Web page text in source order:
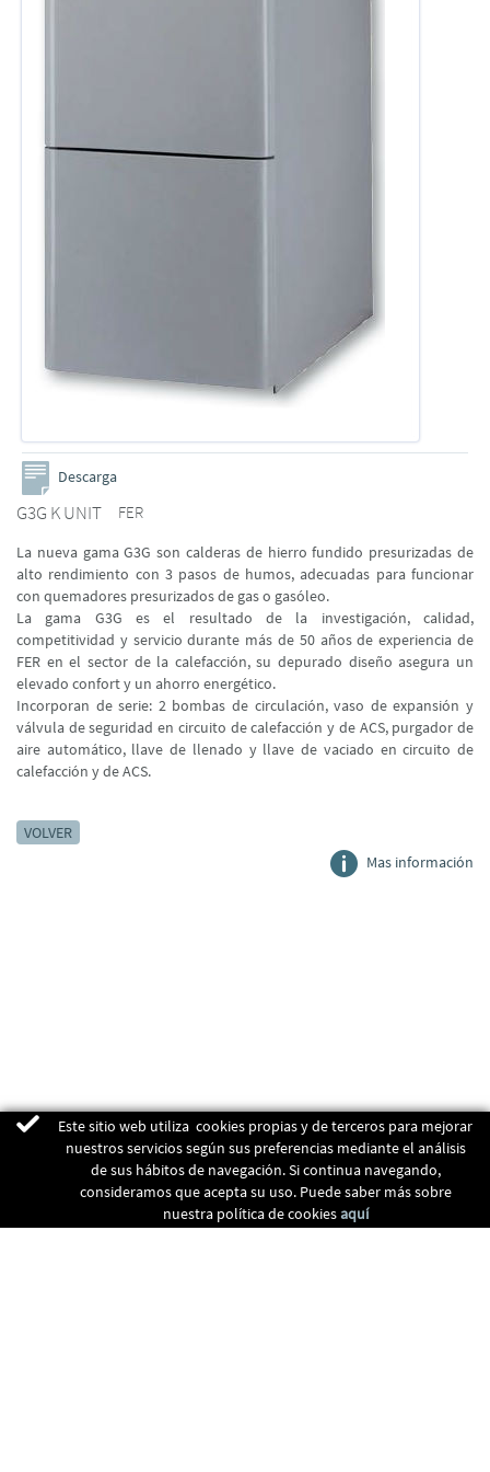
Descarga
G3G K UNIT FER
La nueva gama G3G son calderas de hierro fundido presurizadas de
alto rendimiento con 3 pasos de humos, adecuadas para funcionar
con quemadores presurizados de gas o gasóleo.
La gama G3G es el resultado de la investigación, calidad,
competitividad y servicio durante más de 50 años de experiencia de
FER en el sector de la calefacción, su depurado diseño asegura un
elevado confort y un ahorro energético.
Incorporan de serie: 2 bombas de circulación, vaso de expansión y
válvula de seguridad en circuito de calefacción y de ACS, purgador de
aire automático, llave de llenado y llave de vaciado en circuito de
calefacción y de ACS.
VOLVER
Mas información
Este sitio web utiliza cookies propias y de terceros para mejorar
nuestros servicios según sus preferencias mediante el análisis
de sus hábitos de navegación. Si continua navegando,
consideramos que acepta su uso. Puede saber más sobre
nuestra política de cookies aquí